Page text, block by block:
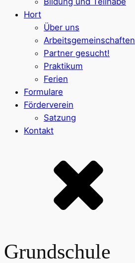
Hort
Über uns
Arbeitsgemeinschaften
Partner gesucht!
Praktikum
Ferien
Formulare
Förderverein
Satzung
Kontakt
Grundschule